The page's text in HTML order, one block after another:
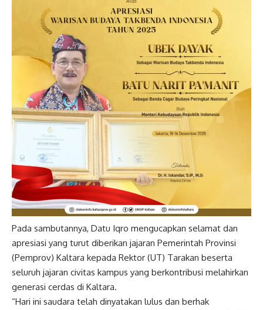
Pada sambutannya, Datu Iqro mengucapkan selamat dan
apresiasi yang turut diberikan jajaran Pemerintah Provinsi
(Pemprov) Kaltara kepada Rektor (UT) Tarakan beserta
seluruh jajaran civitas kampus yang berkontribusi melahirkan
generasi cerdas di Kaltara.
“Hari ini saudara telah dinyatakan lulus dan berhak